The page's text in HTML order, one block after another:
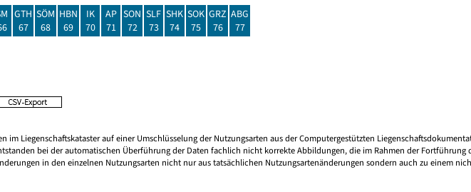
GTH
67
SÖM
68
HBN
69
IK
70
AP
71
SON
72
SLF
73
SHK
74
SOK
75
GRZ
76
ABG
77
im Liegenschaftskataster auf einer Umschlüsselung der Nutzungsarten aus der Computergestützten
bei der automatischen Überführung der Daten fachlich nicht korrekte Abbildungen, die im Rahmen der Fortführung
in den einzelnen Nutzungsarten nicht nur aus tatsächlichen Nutzungsartenänderungen sondern auch zu einem